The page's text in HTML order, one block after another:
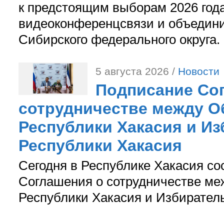
к предстоящим выборам 2026
видеоконференцсвязи и
Сибирского федерального округа.
5 августа 2026 / Новости
Подписание
сотрудничестве между
Республики Хакасия и
Республики Хакасия
Сегодня в Республике Хакасия
Соглашения о сотрудничестве
Республики Хакасия и